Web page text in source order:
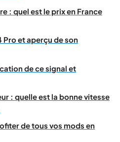
: quel est le prix en France
Pro et aperçu de son
de ce signal et
: quelle est la bonne vitesse
de tous vos mods en